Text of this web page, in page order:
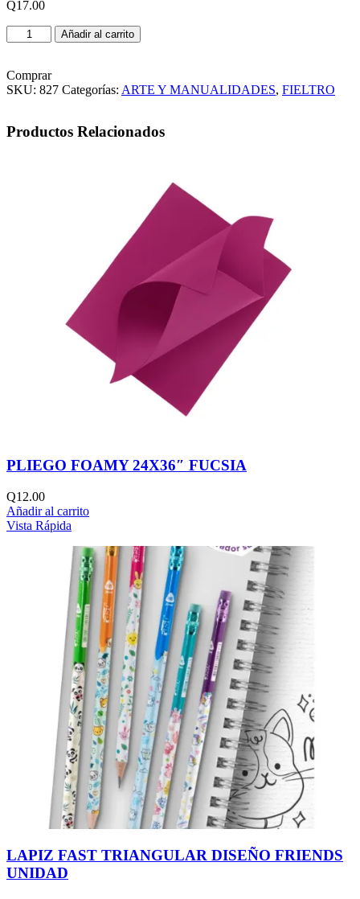
Q17.00
PLIEGO
DE
COLOR
ROSADO
Añadir al carrito
Comprar
SKU: 827 Categorías: ARTE Y MANUALIDADES, FIELTRO
Productos Relacionados
PLIEGO FOAMY 24X36″ FUCSIA
Q12.00
Añadir al carrito
Vista Rápida
LAPIZ FAST TRIANGULAR DISEÑO FRIENDS
UNIDAD